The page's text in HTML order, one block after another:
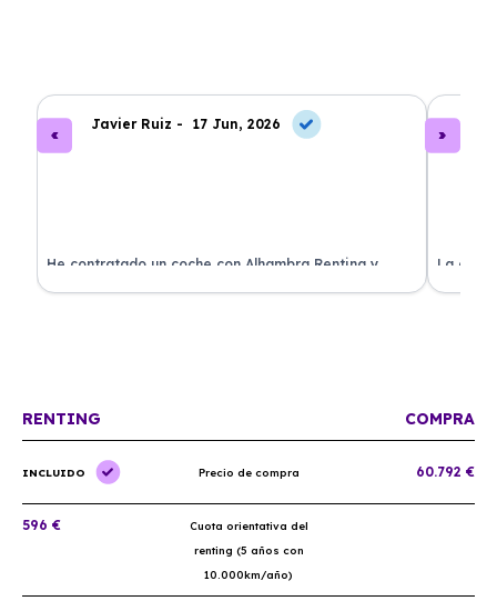
Javier Ruiz - 17 Jun, 2026
He contratado un coche con Alhambra Renting y
estoy impresionado. Todo ha sido transparente y sin
La
RENTING COMPRA
INCLUIDO Precio de compra 60.792 €
596 €
Cuota orientativa del
renting (5 años con
10.000km/año)